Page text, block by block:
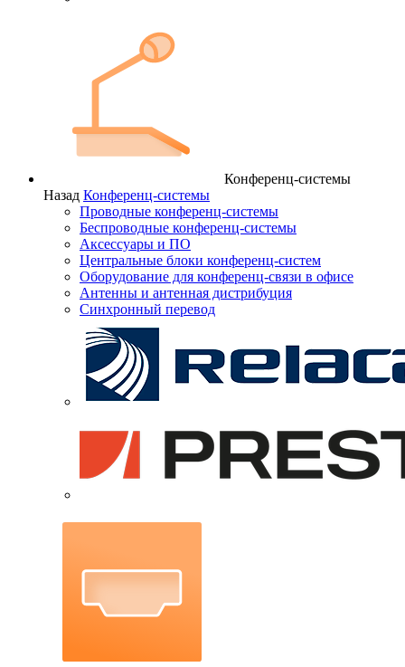
Конференц-системы
Назад Конференц-системы
Проводные конференц-системы
Беспроводные конференц-системы
Аксессуары и ПО
Центральные блоки конференц-систем
Оборудование для конференц-связи в офисе
Антенны и антенная дистрибуция
Синхронный перевод